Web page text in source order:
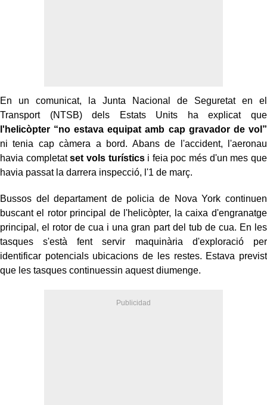
En un comunicat, la Junta Nacional de Seguretat en el
Transport (NTSB) dels Estats Units ha explicat que
l'helicòpter “no estava equipat amb cap gravador de vol”
ni tenia cap càmera a bord. Abans de l'accident, l'aeronau
havia completatset vols turístics i feia poc més d'un mes que
havia passat la darrera inspecció, l'1 de març.
Bussos del departament de policia de Nova York continuen
buscant el rotor principal de l'helicòpter, la caixa d'engranatge
principal, el rotor de cua i una gran part del tub de cua. En les
tasques s'està fent servir maquinària d'exploració per
identificar potencials ubicacions de les restes. Estava previst
que les tasques continuessin aquest diumenge.